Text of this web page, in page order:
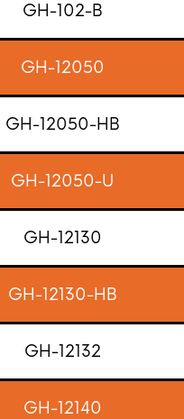
GH-102-B
GH-12050
GH-12050-HB
GH-12050-U
GH-12130
GH-12130-HB
GH-12132
GH-12140